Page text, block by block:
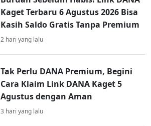
Kaget Terbaru 6 Agustus 2026 Bisa
Kasih Saldo Gratis Tanpa Premium
2 hari yang lalu
Tak Perlu DANA Premium, Begini
Cara Klaim Link DANA Kaget 5
Agustus dengan Aman
3 hari yang lalu